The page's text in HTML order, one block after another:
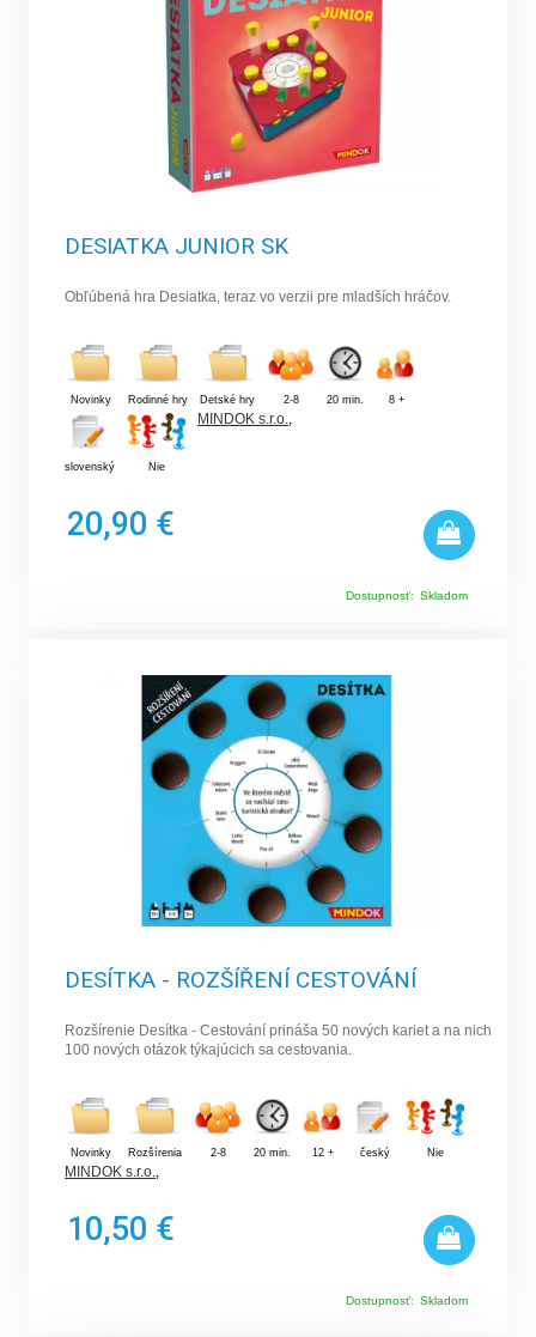
DESIATKA JUNIOR SK
Obľúbená hra Desiatka, teraz vo verzii pre mladších hráčov.
Novinky Rodinné hry Detské hry 2-8 20 min. 8 +
slovenský Nie
MINDOK s.r.o.
20,90 €
Dostupnosť: Skladom
DESÍTKA - ROZŠÍŘENÍ CESTOVÁNÍ
Rozšírenie Desítka - Cestování prináša 50 nových kariet a na nich
100 nových otázok týkajúcich sa cestovania.
Novinky Rozšírenia 2-8 20 min. 12 + český Nie
MINDOK s.r.o.
10,50 €
Dostupnosť: Skladom